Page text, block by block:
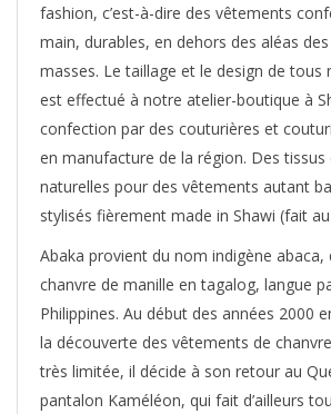
fashion, c’est-à-dire des vêtements
main, durables, en dehors des aléas
masses. Le taillage et le design de tous
est effectué à notre atelier-boutique à
confection par des couturières et
en manufacture de la région. Des tissus
naturelles pour des vêtements autant
stylisés fièrement made in Shawi (fait
Abaka provient du nom indigène abaca,
chanvre de manille en tagalog, langue
Philippines. Au début des années 2000
la découverte des vêtements de
très limitée, il décide à son retour au
pantalon Kaméléon, qui fait d’ailleurs